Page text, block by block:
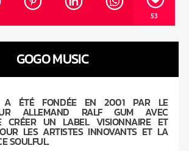
53
GOGO MUSIC
A ÉTÉ FONDÉE EN 2001 PAR LE
ALLEMAND RALF GUM AVEC
CRÉER UN LABEL VISIONNAIRE ET
LES ARTISTES INNOVANTS ET LA
SOULFUL.